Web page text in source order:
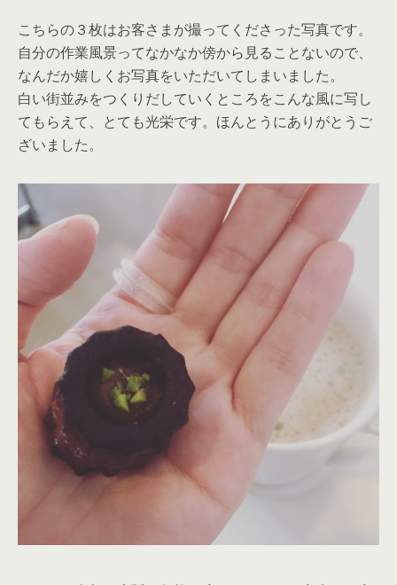
こちらの３枚はお客さまが撮ってくださった写真です。
自分の作業風景ってなかなか傍から見ることないので、
なんだか嬉しくお写真をいただいてしまいました。
白い街並みをつくりだしていくところをこんな風に写し
てもらえて、とても光栄です。ほんとうにありがとうご
ざいました。